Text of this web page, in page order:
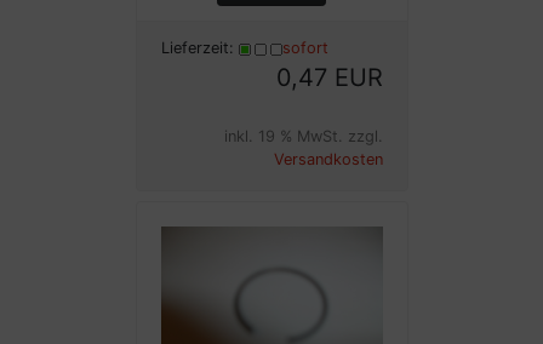
Lieferzeit: sofort
0,47 EUR
inkl. 19 % MwSt. zzgl.
Versandkosten